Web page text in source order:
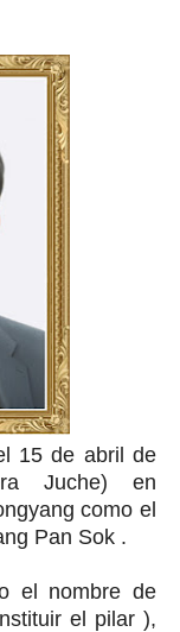
15 de abril de
Juche) en
como el
Pan Sok .
el nombre de
el pilar ),